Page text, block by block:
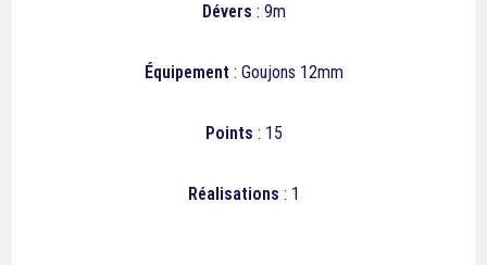
Dévers : 9m
Équipement: Goujons 12mm
Points : 15
Réalisations : 1